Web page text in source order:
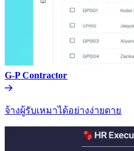
G-P Contractor​​
จ้างผู้รับเหมาได้อย่างง่ายดาย​​